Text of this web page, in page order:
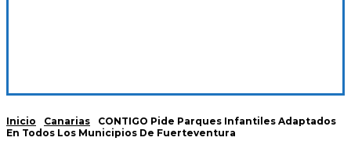
Inicio Canarias
CONTIGO Pide Parques Infantiles Adaptados
En Todos Los Municipios De Fuerteventura